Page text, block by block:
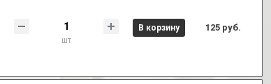
125 руб.
В корзину
шт